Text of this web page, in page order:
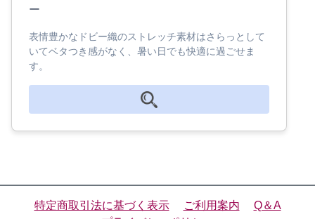
ー
表情豊かなドビー織のストレッチ素材はさらっとして
いてベタつき感がなく、暑い日でも快適に過ごせま
す。
特定商取引法に基づく表示 ご利用案内
Q＆A